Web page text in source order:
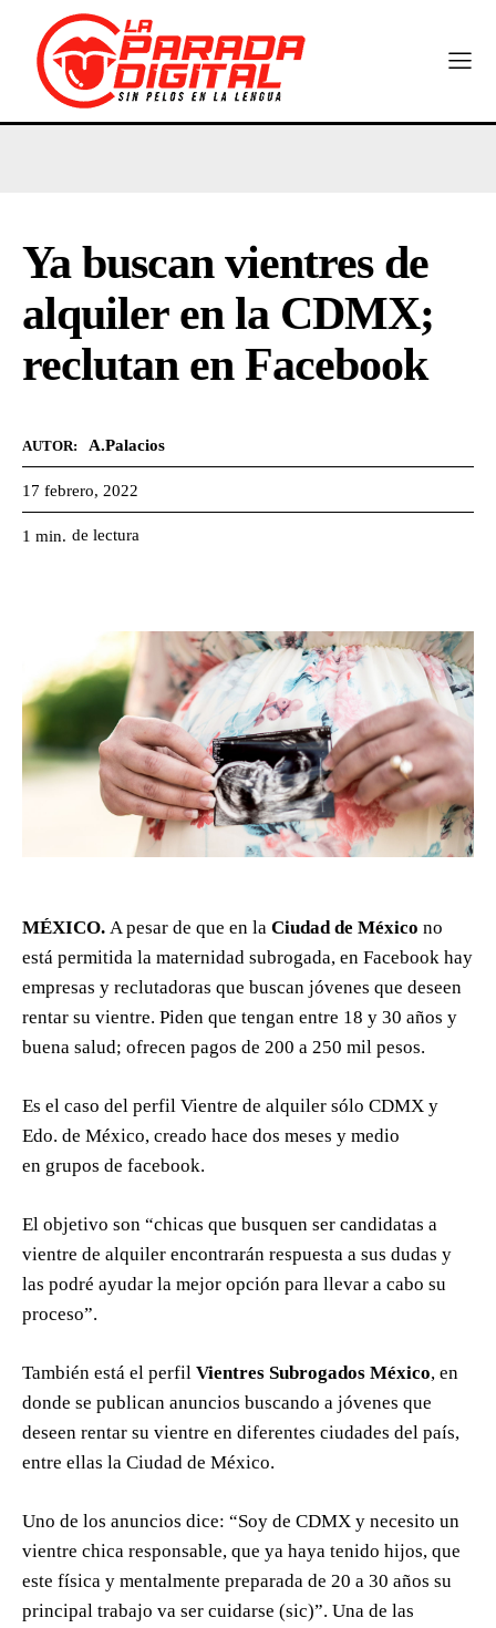
Ya buscan vientres de
alquiler en la CDMX;
reclutan en Facebook
AUTOR: A.Palacios
17 febrero, 2022
1 min. de lectura
MÉXICO. A pesar de que en la Ciudad de México no
está permitida la maternidad subrogada, en Facebook hay
empresas y reclutadoras que buscan jóvenes que deseen
rentar su vientre. Piden que tengan entre 18 y 30 años y
buena salud; ofrecen pagos de 200 a 250 mil pesos.
Es el caso del perfil Vientre de alquiler sólo CDMX y
Edo. de México, creado hace dos meses y medio
en grupos de facebook.
El objetivo son “chicas que busquen ser candidatas a
vientre de alquiler encontrarán respuesta a sus dudas y
las podré ayudar la mejor opción para llevar a cabo su
proceso”.
También está el perfil Vientres Subrogados México, en
donde se publican anuncios buscando a jóvenes que
deseen rentar su vientre en diferentes ciudades del país,
entre ellas la Ciudad de México.
Uno de los anuncios dice: “Soy de CDMX y necesito un
vientre chica responsable, que ya haya tenido hijos, que
este física y mentalmente preparada de 20 a 30 años su
principal trabajo va ser cuidarse (sic)”. Una de las